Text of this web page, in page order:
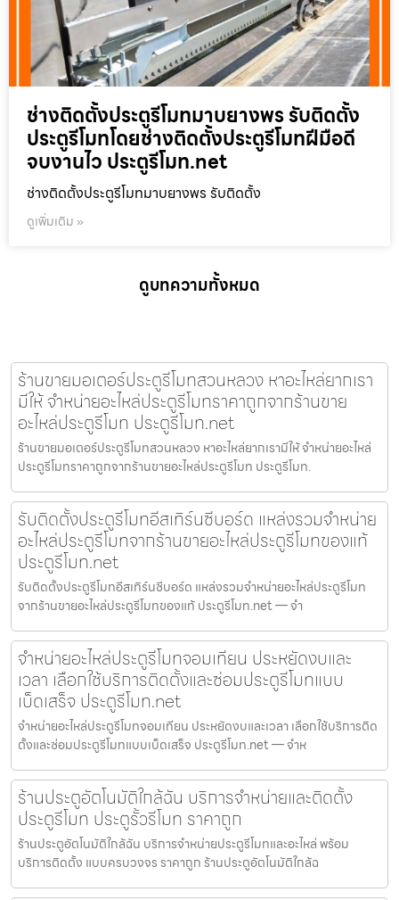
ช่างติดตั้งประตูรีโมทมาบยางพร รับติดตั้ง
ประตูรีโมทโดยช่างติดตั้งประตูรีโมทฝีมือดี
จบงานไว ประตูรีโมท.net
ช่างติดตั้งประตูรีโมทมาบยางพร รับติดตั้ง
ดูเพิ่มเติม »
ดูบทความทั้งหมด
ร้านขายมอเตอร์ประตูรีโมทสวนหลวง หาอะไหล่ยากเรา
มีให้ จำหน่ายอะไหล่ประตูรีโมทราคาถูกจากร้านขาย
อะไหล่ประตูรีโมท ประตูรีโมท.net
ร้านขายมอเตอร์ประตูรีโมทสวนหลวง หาอะไหล่ยากเรามีให้ จำหน่ายอะไหล่
ประตูรีโมทราคาถูกจากร้านขายอะไหล่ประตูรีโมท ประตูรีโมท.
รับติดตั้งประตูรีโมทอีสเทิร์นซีบอร์ด แหล่งรวมจำหน่าย
อะไหล่ประตูรีโมทจากร้านขายอะไหล่ประตูรีโมทของแท้
ประตูรีโมท.net
รับติดตั้งประตูรีโมทอีสเทิร์นซีบอร์ด แหล่งรวมจำหน่ายอะไหล่ประตูรีโมท
จากร้านขายอะไหล่ประตูรีโมทของแท้ ประตูรีโมท.net — จำ
จำหน่ายอะไหล่ประตูรีโมทจอมเทียน ประหยัดงบและ
เวลา เลือกใช้บริการติดตั้งและซ่อมประตูรีโมทแบบ
เบ็ดเสร็จ ประตูรีโมท.net
จำหน่ายอะไหล่ประตูรีโมทจอมเทียน ประหยัดงบและเวลา เลือกใช้บริการติด
ตั้งและซ่อมประตูรีโมทแบบเบ็ดเสร็จ ประตูรีโมท.net — จำห
ร้านประตูอัตโนมัติใกล้ฉัน บริการจำหน่ายและติดตั้ง
ประตูรีโมท ประตูรั้วรีโมท ราคาถูก
ร้านประตูอัตโนมัติใกล้ฉัน บริการจำหน่ายประตูรีโมทและอะไหล่ พร้อม
บริการติดตั้ง แบบครบวงจร ราคาถูก ร้านประตูอัตโนมัติใกล้ฉ